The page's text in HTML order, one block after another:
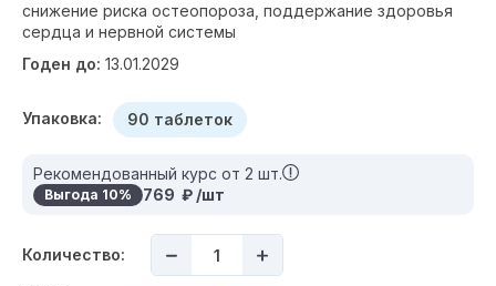
снижение риска остеопороза, поддержание здоровья
сердца и нервной системы
Годен до: 13.01.2029
Упаковка: 90 таблеток
Рекомендованный курс от 2 шт.
Выгода 10% 769 ₽ /шт
Количество: